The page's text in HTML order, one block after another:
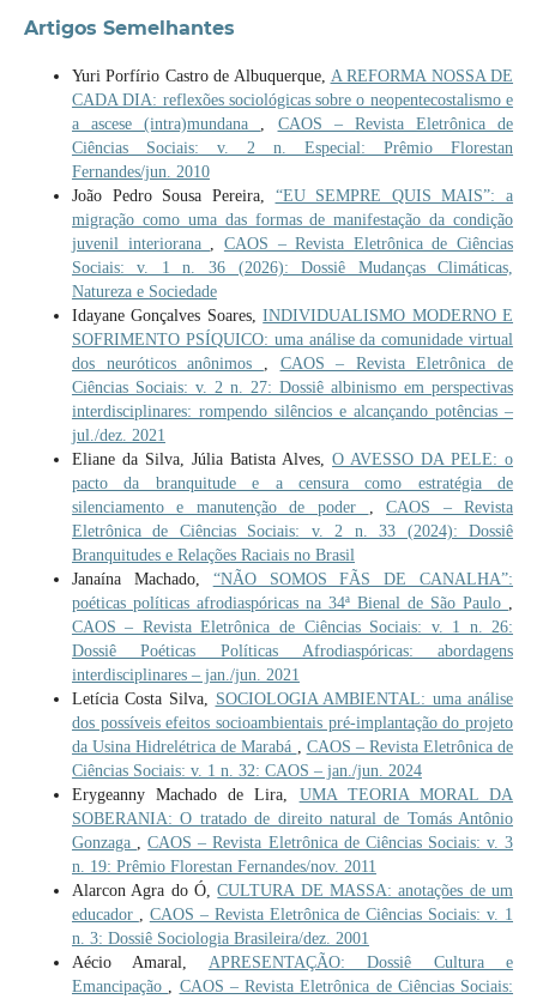
Artigos Semelhantes
Yuri Porfírio Castro de Albuquerque, A REFORMA NOSSA DE
CADA DIA: reflexões sociológicas sobre o neopentecostalismo e
a ascese (intra)mundana
CAOS – Revista Eletrônica de
Ciências Sociais: v. 2 n. Especial: Prêmio Florestan
Fernandes/jun. 2010
João Pedro Sousa Pereira, “EU SEMPRE QUIS MAIS”: a
migração como uma das formas de manifestação da condição
juvenil interiorana
CAOS – Revista Eletrônica de Ciências
Sociais: v. 1 n. 36 (2026): Dossiê Mudanças Climáticas,
Natureza e Sociedade
Idayane Gonçalves Soares,INDIVIDUALISMO MODERNO E
SOFRIMENTO PSÍQUICO: uma análise da comunidade virtual
dos neuróticos anônimos
CAOS – Revista Eletrônica de
Ciências Sociais: v. 2 n. 27: Dossiê albinismo em perspectivas
interdisciplinares: rompendo silêncios e alcançando potências –
jul./dez. 2021
Eliane da Silva, Júlia Batista Alves,O AVESSO DA PELE: o
pacto da branquitude e a censura como estratégia de
silenciamento e manutenção de poder
,CAOS – Revista
Eletrônica de Ciências Sociais: v. 2 n. 33 (2024): Dossiê
Branquitudes e Relações Raciais no Brasil
Janaína Machado, “NÃO SOMOS FÃS DE CANALHA”:
poéticas políticas afrodiaspóricas na 34ª Bienal de São Paulo
CAOS – Revista Eletrônica de Ciências Sociais: v. 1 n. 26:
Dossiê Poéticas Políticas Afrodiaspóricas: abordagens
interdisciplinares – jan./jun. 2021
Letícia Costa Silva, SOCIOLOGIA AMBIENTAL: uma análise
dos possíveis efeitos socioambientais pré-implantação do projeto
da Usina Hidrelétrica de Marabá
CAOS – Revista Eletrônica de
Ciências Sociais: v. 1 n. 32: CAOS – jan./jun. 2024
Erygeanny Machado de Lira, UMA TEORIA MORAL DA
SOBERANIA: O tratado de direito natural de Tomás Antônio
Gonzaga
,CAOS – Revista Eletrônica de Ciências Sociais: v. 3
n. 19: Prêmio Florestan Fernandes/nov. 2011
Alarcon Agra do Ó,CULTURA DE MASSA: anotações de um
educador
CAOS – Revista Eletrônica de Ciências Sociais: v. 1
n. 3: Dossiê Sociologia Brasileira/dez. 2001
Aécio Amaral, APRESENTAÇÃO: Dossiê Cultura e
Emancipação
CAOS – Revista Eletrônica de Ciências Sociais: